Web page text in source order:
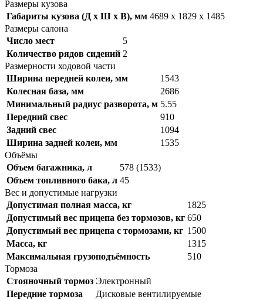
Размеры кузова
Габариты кузова (Д x Ш x В), мм 4689 x 1829 x 1485
Размеры салона
Число мест
5
Количество рядов сидений 2
Размерности ходовой части
Ширина передней колеи, мм
1543
Колесная база, мм
2686
Минимальный радиус разворота, м 5.55
Передний свес
910
Задний свес
1094
Ширина задней колеи, мм
1535
Объёмы
Объем багажника, л
578 (1533)
Объем топливного бака, л 45
Вес и допустимые нагрузки
Допустимая полная масса, кг
1825
Допустимый вес прицепа без тормозов, кг 650
Допустимый вес прицепа с тормозами, кг 1500
Масса, кг
1315
Максимальная грузоподъёмность
510
Тормоза
Стояночный тормоз Электронный
Передние тормоза
Дисковые вентилируемые